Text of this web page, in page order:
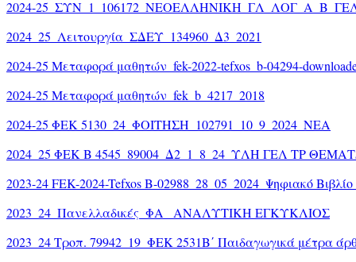
2024-
2024_25_Λειτουργία_ΣΔΕΥ_134960_Δ3_2021
2024-25 Μεταφορά μαθητών_fek-2022-tefxos_b-04294-
2024-25 Μεταφορά μαθητών_fek_b_4217_2018
2024-25 ΦΕΚ 5130_24_ΦΟΙΤΗΣΗ_102791_10_9_2024_ΝΕΑ
2024_25 ΦΕΚ Β 4545_89004_Δ2_1_8_24_ΥΛΗ ΓΕΛ ΤΡ
2023-24 FEK-2024-Tefxos B-02988_28_05_2024_Ψηφιακό
2023_24_Πανελλαδικές_ΦΑ_ ΑΝΑΛΥΤΙΚΗ ΕΓΚΥΚΛΙΟΣ
2023_24 Τροπ. 79942_19_ΦΕΚ 2531Β΄ Παιδαγωγικά μέτρα